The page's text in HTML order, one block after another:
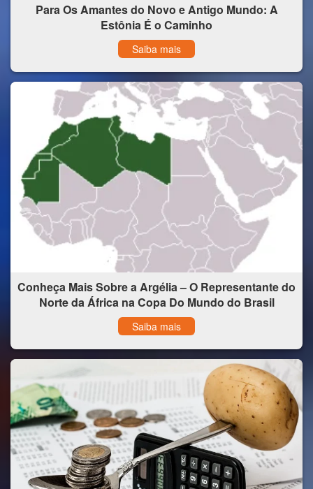
Para Os Amantes do Novo e Antigo Mundo: A
Estônia É o Caminho
Saiba mais
Conheça Mais Sobre a Argélia – O Representante do
Norte da África na Copa Do Mundo do Brasil
Saiba mais